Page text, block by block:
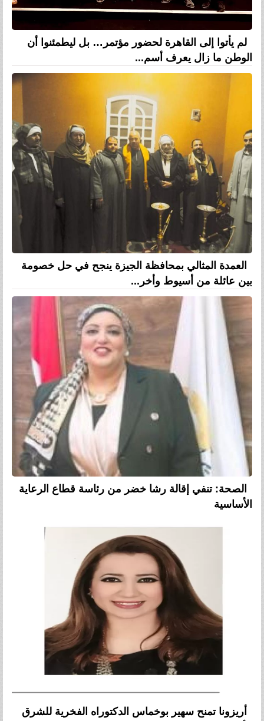
لم يأتوا إلى القاهرة لحضور مؤتمر… بل ليطمئنوا أن
الوطن ما زال يعرف أسم...
العمدة المثالي بمحافظة الجيزة ينجح في حل خصومة
بين عائلة من أسيوط وأخر...
الصحة: تنفي إقالة رشا خضر من رئاسة قطاع الرعاية
الأساسية
أريزونا تمنح سهير بوخماس الدكتوراه الفخرية للشرق